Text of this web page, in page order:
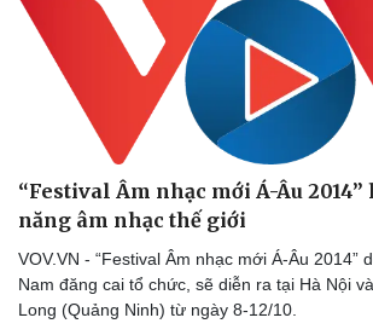
Vì cộng đồng
Chuyển
“Festival Âm nhạc mới Á-Âu 2014”
năng âm nhạc thế giới
VOV.VN - “Festival Âm nhạc mới Á-Âu 2014”
Nam đăng cai tổ chức, sẽ diễn ra tại Hà Nội
Long (Quảng Ninh) từ ngày 8-12/10.